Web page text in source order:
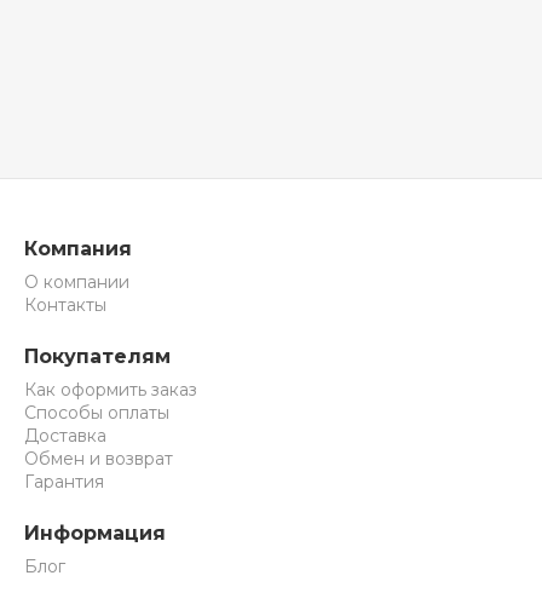
Компания
О компании
Контакты
Покупателям
Как оформить заказ
Способы оплаты
Доставка
Обмен и возврат
Гарантия
Информация
Блог